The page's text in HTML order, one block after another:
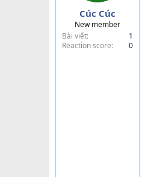
Cúc Cúc
New member
Bài viết
1
Reaction score
0